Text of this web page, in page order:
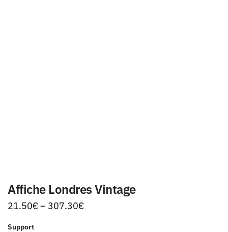
Affiche Londres Vintage
21.50€– 307.30€
Support